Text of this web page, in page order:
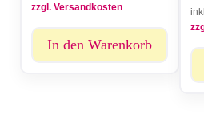
zzgl. Versandkosten
In den Warenkorb